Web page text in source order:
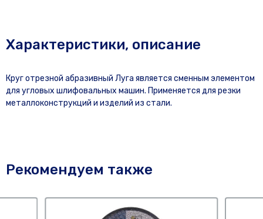
Характеристики, описание
Круг отрезной абразивный Луга является сменным элементом
для угловых шлифовальных машин. Применяется для резки
металлоконструкций и изделий из стали.
Рекомендуем также